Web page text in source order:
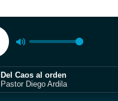
Del Caos al orden
Pastor Diego Ardila